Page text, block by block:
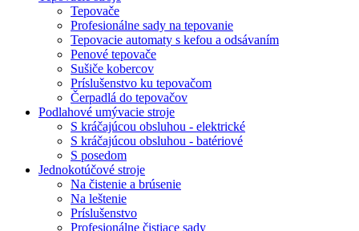
Tepovače
Profesionálne sady na tepovanie
Tepovacie automaty s kefou a odsávaním
Penové tepovače
Sušiče kobercov
Príslušenstvo ku tepovačom
Čerpadlá do tepovačov
Podlahové umývacie stroje
S kráčajúcou obsluhou - elektrické
S kráčajúcou obsluhou - batériové
S posedom
Jednokotúčové stroje
Na čistenie a brúsenie
Na leštenie
Príslušenstvo
Profesionálne čistiace sady